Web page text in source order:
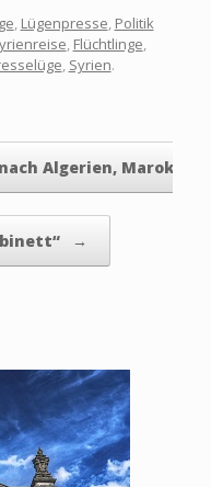
Lügenpresse Politik
Flüchtlinge
Syrien.
Algerien, Marokko…
→